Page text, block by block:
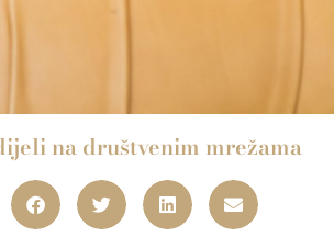
na društvenim mrežama